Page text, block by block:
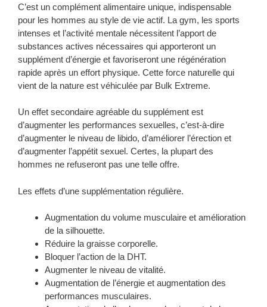
C’est un complément alimentaire unique, indispensable
pour les hommes au style de vie actif. La gym, les sports
intenses et l’activité mentale nécessitent l’apport de
substances actives nécessaires qui apporteront un
supplément d’énergie et favoriseront une régénération
rapide après un effort physique. Cette force naturelle qui
vient de la nature est véhiculée par Bulk Extreme.
Un effet secondaire agréable du supplément est
d’augmenter les performances sexuelles, c’est-à-dire
d’augmenter le niveau de libido, d’améliorer l’érection et
d’augmenter l’appétit sexuel. Certes, la plupart des
hommes ne refuseront pas une telle offre.
Les effets d’une supplémentation régulière.
Augmentation du volume musculaire et amélioration
de la silhouette.
Réduire la graisse corporelle.
Bloquer l’action de la DHT.
Augmenter le niveau de vitalité.
Augmentation de l’énergie et augmentation des
performances musculaires.